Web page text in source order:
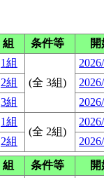
組 条件等
1組
(全 3組)
2組
3組
1組
(全 2組)
2組
組 条件等